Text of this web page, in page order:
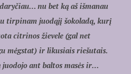
nu bet ką aš išmanau
tirpinam juodąjį šokoladą, kurį
citrinos žievele (gal net
mėgstat) ir likusiais riešutais.
juodojo ant baltos masės ir…